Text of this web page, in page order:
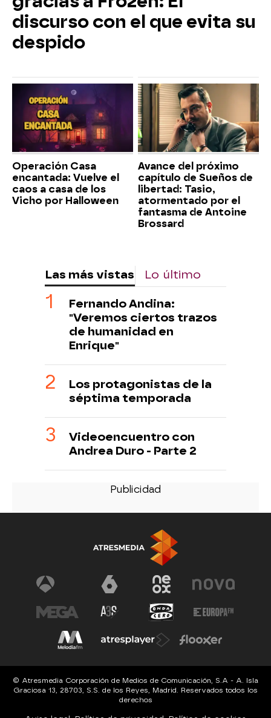
discurso con el que evita su
despido
Operación Casa
encantada: Vuelve el
caos a casa de los
Vicho por Halloween
Avance del próximo
capítulo de Sueños de
libertad: Tasio,
atormentado por el
fantasma de Antoine
Brossard
Las más vistas Lo último
Fernando Andina:
"Veremos ciertos trazos
de humanidad en
Enrique"
Los protagonistas de la
séptima temporada
Videoencuentro con
Andrea Duro - Parte 2
© Atresmedia Corporación de Medios de Comunicación, S.A - A. Isla
Graciosa 13, 28703, S.S. de los Reyes, Madrid. Reservados todos los
derechos